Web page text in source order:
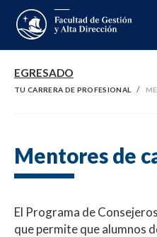
EGRESADO
TU CARRERA DE PROFESIONAL
Mentores de
El Programa de
que permite que alumnos